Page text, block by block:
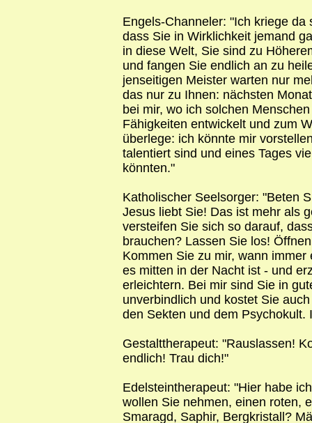
Engels-Channeler: "Ich kriege
dass Sie in Wirklichkeit jemand
in diese Welt, Sie sind zu
und fangen Sie endlich an zu
jenseitigen Meister warten nur
das nur zu Ihnen: nächsten
bei mir, wo ich solchen
Fähigkeiten entwickelt und zum
überlege: ich könnte mir
talentiert sind und eines Tages
könnten."
Katholischer Seelsorger: "Beten
Jesus liebt Sie! Das ist mehr als
versteifen Sie sich so darauf,
brauchen? Lassen Sie los!
Kommen Sie zu mir, wann
es mitten in der Nacht ist - und
erleichtern. Bei mir sind Sie in
unverbindlich und kostet Sie
den Sekten und dem
Gestalttherapeut: "Rauslassen!
endlich! Trau dich!"
Edelsteintherapeut: "Hier habe
wollen Sie nehmen, einen roten,
Smaragd, Saphir, Bergkristall?